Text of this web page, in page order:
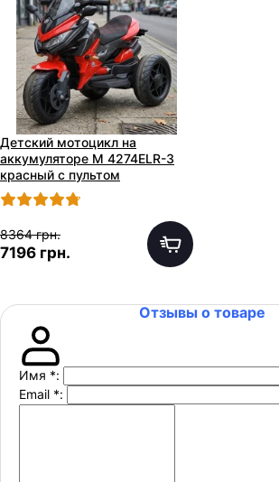
Детский мотоцикл на
аккумуляторе M 4274ELR-3
красный с пультом
8364 грн.
7196 грн.
Отзывы о товаре
Имя *:
Email *: